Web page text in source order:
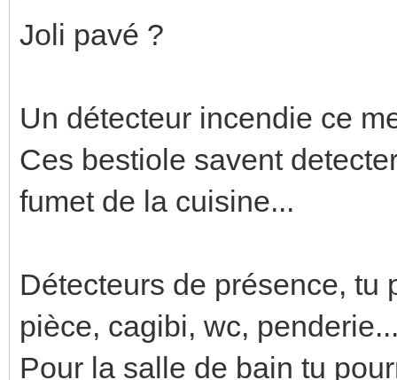
Joli pavé ?
Un détecteur incendie ce
Ces bestiole savent
fumet de la cuisine...
Détecteurs de présence, tu
pièce, cagibi, wc,
Pour la salle de bain tu